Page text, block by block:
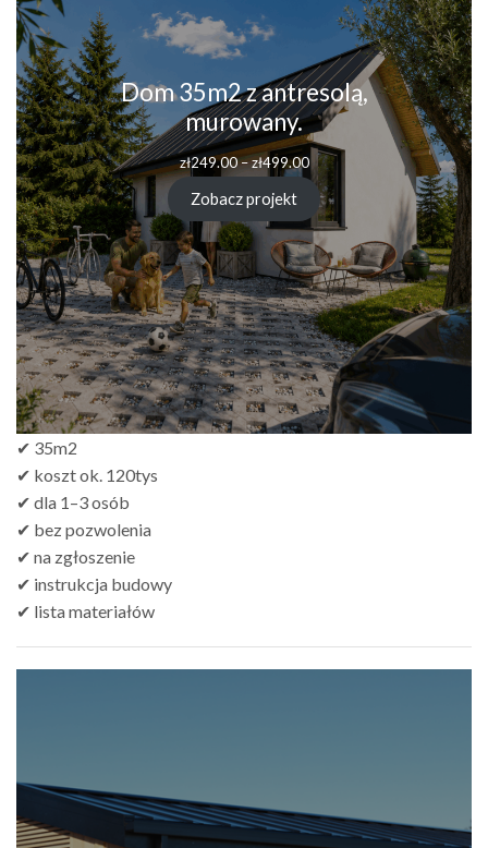
Dom 35m2 z antresolą,
murowany.
zł249.00–zł499.00Zakres
cen:
od
zł249.00
do
zł499.00
Zobacz projekt
✔ 35m2
✔ koszt ok. 120tys
✔ dla 1–3 osób
✔ bez pozwolenia
✔ na zgłoszenie
✔ instrukcja budowy
✔ lista materiałów